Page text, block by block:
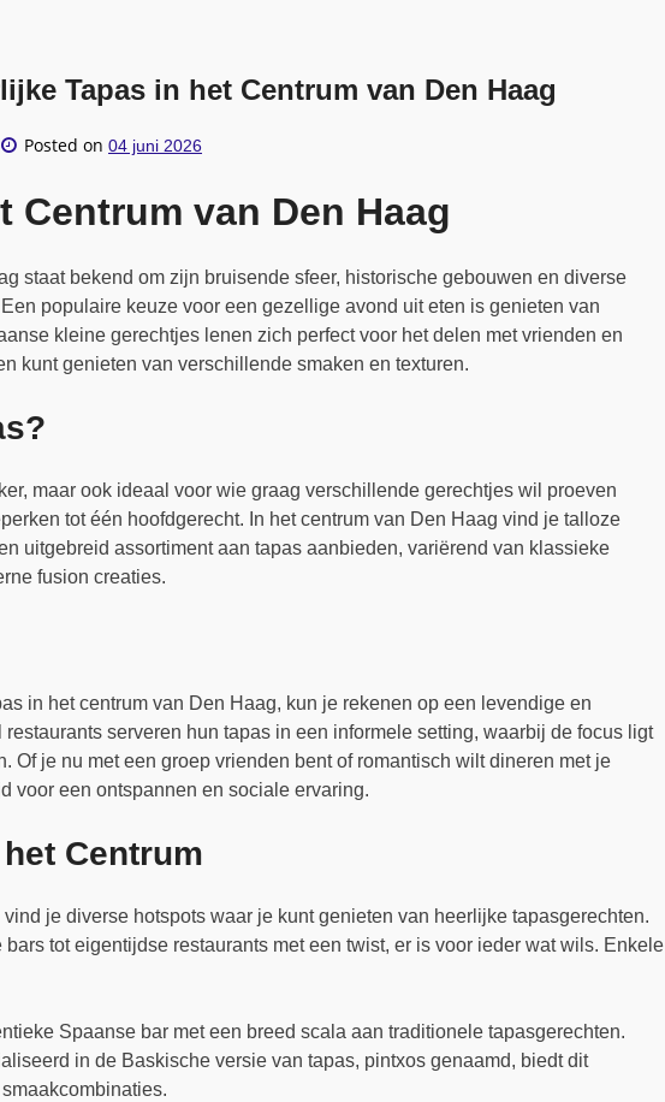
Tapas in het Centrum van Den Haag
Posted on 04 juni 2026
Centrum van Den Haag
staat bekend om zijn bruisende sfeer, historische gebouwen en diverse
populaire keuze voor een gezellige avond uit eten is genieten van
kleine gerechtjes lenen zich perfect voor het delen met vrienden en
kunt genieten van verschillende smaken en texturen.
maar ook ideaal voor wie graag verschillende gerechtjes wil proeven
tot één hoofdgerecht. In het centrum van Den Haag vind je talloze
uitgebreid assortiment aan tapas aanbieden, variërend van klassieke
fusion creaties.
in het centrum van Den Haag, kun je rekenen op een levendige en
serveren hun tapas in een informele setting, waarbij de focus ligt
Of je nu met een groep vrienden bent of romantisch wilt dineren met je
voor een ontspannen en sociale ervaring.
Centrum
vind je diverse hotspots waar je kunt genieten van heerlijke tapasgerechten.
tot eigentijdse restaurants met een twist, er is voor ieder wat wils. Enkele
Spaanse bar met een breed scala aan traditionele tapasgerechten.
in de Baskische versie van tapas, pintxos genaamd, biedt dit